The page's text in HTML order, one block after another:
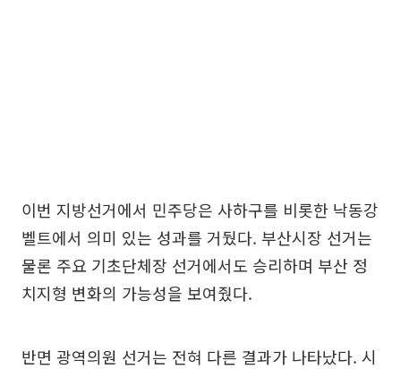
이번 지방선거에서 민주당은 사하구를 비롯한 낙동강
벨트에서 의미 있는 성과를 거뒀다. 부산시장 선거는
물론 주요 기초단체장 선거에서도 승리하며 부산 정
치지형 변화의 가능성을 보여줬다.
반면 광역의원 선거는 전혀 다른 결과가 나타났다. 시